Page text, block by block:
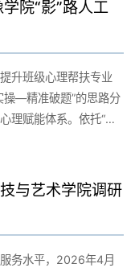
院“影”路人工
升班级心理帮扶专业
操—精准破题”的思路分
赋能体系。依托“影”
实现全域覆盖，现已
与艺术学院调研
务水平，2026年4月